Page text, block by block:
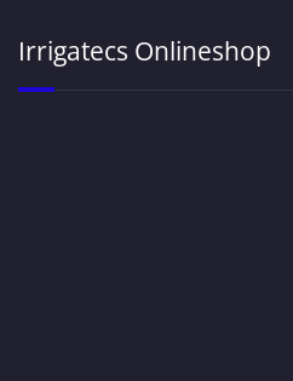
Irrigatecs Onlineshop